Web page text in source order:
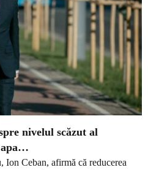
nivelul scăzut al
apa…
Ceban, afirmă că reducerea